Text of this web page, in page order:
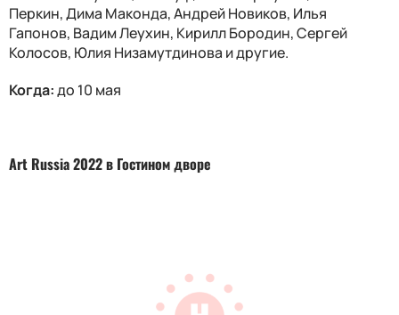
Перкин, Дима Маконда, Андрей Новиков, Илья
Гапонов, Вадим Леухин, Кирилл Бородин, Сергей
Колосов, Юлия Низамутдинова и другие.
Когда:до 10 мая
Art Russia 2022 в Гостином дворе